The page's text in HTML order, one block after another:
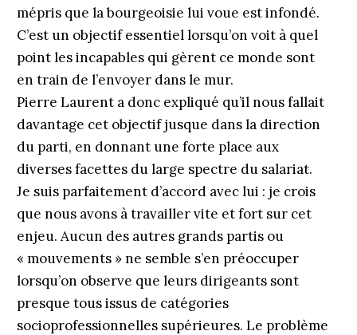
mépris que la bourgeoisie lui voue est infondé.
C’est un objectif essentiel lorsqu’on voit à quel
point les incapables qui gèrent ce monde sont
en train de l’envoyer dans le mur.
Pierre Laurent a donc expliqué qu’il nous fallait
davantage cet objectif jusque dans la direction
du parti, en donnant une forte place aux
diverses facettes du large spectre du salariat.
Je suis parfaitement d’accord avec lui : je crois
que nous avons à travailler vite et fort sur cet
enjeu. Aucun des autres grands partis ou
« mouvements » ne semble s’en préoccuper
lorsqu’on observe que leurs dirigeants sont
presque tous issus de catégories
socioprofessionnelles supérieures. Le problème